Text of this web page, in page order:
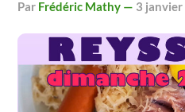
par Frédéric Mathy — 3